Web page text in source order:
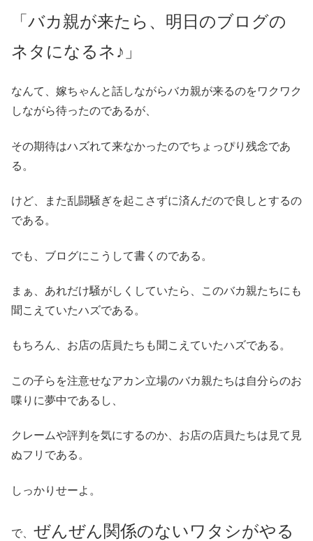
「バカ親が来たら、明日のブログの
ネタになるネ♪」
なんて、嫁ちゃんと話しながらバカ親が来るのをワクワク
しながら待ったのであるが、
その期待はハズれて来なかったのでちょっぴり残念であ
る。
けど、また乱闘騒ぎを起こさずに済んだので良しとするの
である。
でも、ブログにこうして書くのである。
まぁ、あれだけ騒がしくしていたら、このバカ親たちにも
聞こえていたハズである。
もちろん、お店の店員たちも聞こえていたハズである。
この子らを注意せなアカン立場のバカ親たちは自分らのお
喋りに夢中であるし、
クレームや評判を気にするのか、お店の店員たちは見て見
ぬフリである。
しっかりせーよ。
で、 ぜんぜん関係のないワタシがやる